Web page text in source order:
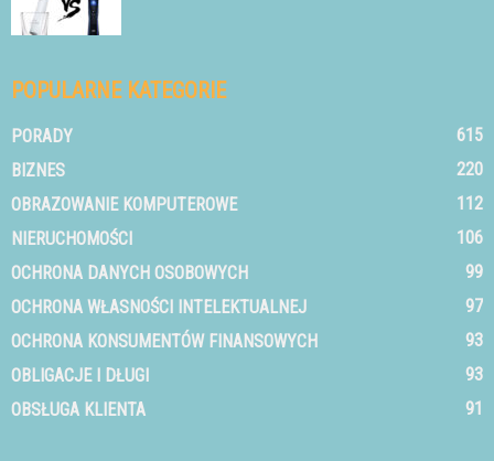
POPULARNE KATEGORIE
PORADY
615
BIZNES
220
OBRAZOWANIE KOMPUTEROWE
112
NIERUCHOMOŚCI
106
OCHRONA DANYCH OSOBOWYCH
99
OCHRONA WŁASNOŚCI INTELEKTUALNEJ
97
OCHRONA KONSUMENTÓW FINANSOWYCH
93
OBLIGACJE I DŁUGI
93
OBSŁUGA KLIENTA
91